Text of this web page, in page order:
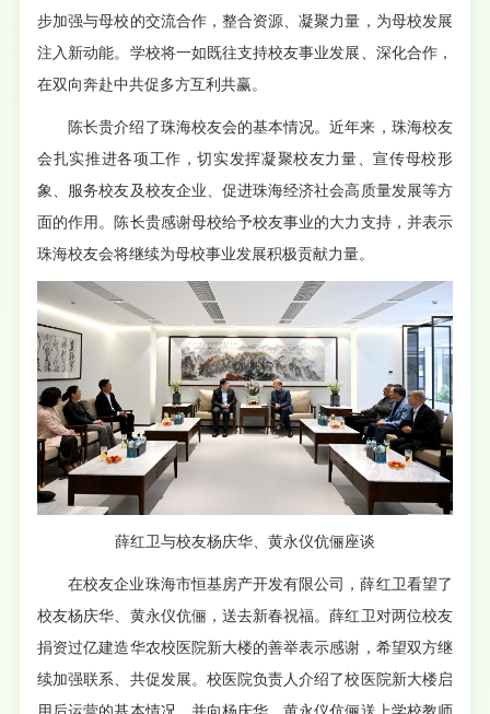
步加强与母校的交流合作，整合资源、凝聚力量，为母校发展
注入新动能。学校将一如既往支持校友事业发展、深化合作，
在双向奔赴中共促多方互利共赢。
陈长贵介绍了珠海校友会的基本情况。近年来，珠海校友
会扎实推进各项工作，切实发挥凝聚校友力量、宣传母校形
象、服务校友及校友企业、促进珠海经济社会高质量发展等方
面的作用。陈长贵感谢母校给予校友事业的大力支持，并表示
珠海校友会将继续为母校事业发展积极贡献力量。
薛红卫与校友杨庆华、黄永仪伉俪座谈
在校友企业珠海市恒基房产开发有限公司，薛红卫看望了
校友杨庆华、黄永仪伉俪，送去新春祝福。薛红卫对两位校友
捐资过亿建造华农校医院新大楼的善举表示感谢，希望双方继
续加强联系、共促发展。校医院负责人介绍了校医院新大楼启